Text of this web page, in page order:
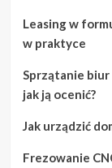
Leasing w
w praktyce
Sprzątanie biur
jak ją ocenić?
Jak urządzić
Frezowanie